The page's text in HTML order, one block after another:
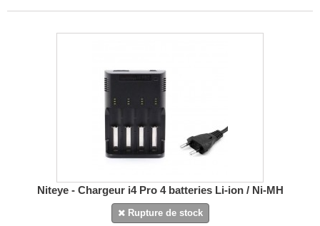
Niteye - Chargeur i4 Pro 4 batteries Li-ion / Ni-MH
Rupture de stock